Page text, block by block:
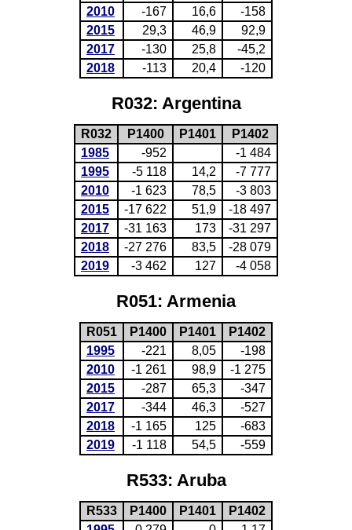
2010
-167 16,6
-158
2015
29,3 46,9
92,9
2017
-130 25,8
-45,2
2018
-113 20,4 -120
R032: Argentina
R032 P1400 P1401
P1402
1985
-952
-1 484
1995
-5 118 14,2
-7 777
2010
-1 623 78,5
-3 803
2015
-17 622 51,9
-18 497
2017
-31 163 173
-31 297
2018
-27 276 83,5
-28 079
2019
-3 462 127 -4 058
R051: Armenia
R051 P1400 P1401
P1402
1995
-221 8,05
-198
2010
-1 261 98,9
-1 275
2015
-287 65,3
-347
2017
-344 46,3
-527
2018
-1 165 125
-683
2019
-1 118 54,5 -559
R533: Aruba
R533 P1400 P1401
P1402